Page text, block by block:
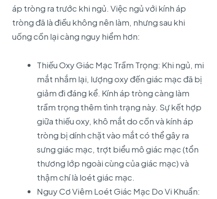
áp tròng ra trước khi ngủ. Việc ngủ với kính áp
tròng đã là điều không nên làm, nhưng sau khi
uống cồn lại càng nguy hiểm hơn:
Thiếu Oxy Giác Mạc Trầm Trọng: Khi ngủ, mi
mắt nhắm lại, lượng oxy đến giác mạc đã bị
giảm đi đáng kể. Kính áp tròng càng làm
trầm trọng thêm tình trạng này. Sự kết hợp
giữa thiếu oxy, khô mắt do cồn và kính áp
tròng bị dính chặt vào mắt có thể gây ra
sưng giác mạc, trợt biểu mô giác mạc (tổn
thương lớp ngoài cùng của giác mạc) và
thậm chí là loét giác mạc.
Nguy Cơ Viêm Loét Giác Mạc Do Vi Khuẩn: